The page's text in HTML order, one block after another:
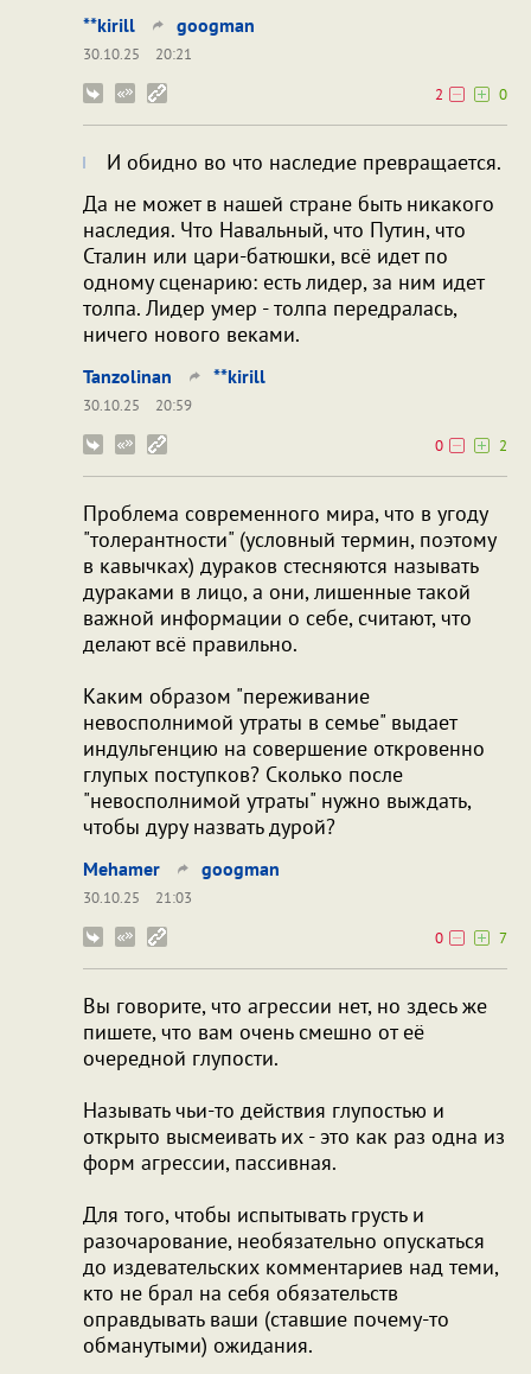
**kirill googman
30.10.25
20:21
2
0
И обидно во что наследие превращается.
Да не может в нашей стране быть никакого
наследия. Что Навальный, что Путин, что
Сталин или цари-батюшки, всё идет по
одному сценарию: есть лидер, за ним идет
толпа. Лидер умер - толпа передралась,
ничего нового веками.
Tanzolinan **kirill
30.10.25
20:59
0
2
Проблема современного мира, что в угоду
"толерантности" (условный термин, поэтому
в кавычках) дураков стесняются называть
дураками в лицо, а они, лишенные такой
важной информации о себе, считают, что
делают всё правильно.
Каким образом "переживание
невосполнимой утраты в семье" выдает
индульгенцию на совершение откровенно
глупых поступков? Сколько после
"невосполнимой утраты" нужно выждать,
чтобы дуру назвать дурой?
Mehamer googman
30.10.25
21:03
0
7
Вы говорите, что агрессии нет, но здесь же
пишете, что вам очень смешно от её
очередной глупости.
Называть чьи-то действия глупостью и
открыто высмеивать их - это как раз одна из
форм агрессии, пассивная.
Для того, чтобы испытывать грусть и
разочарование, необязательно опускаться
до издевательских комментариев над теми,
кто не брал на себя обязательств
оправдывать ваши (ставшие почему-то
обманутыми) ожидания.